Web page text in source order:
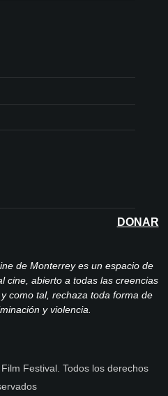
DONAR
de Monterrey es un espacio de
cine, abierto a todas las creencias
como tal, rechaza toda forma de
y violencia.
Festival. Todos los derechos